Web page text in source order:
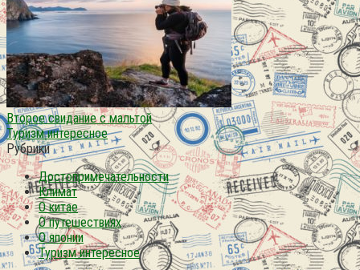
Второе свидание с мальтой
Туризм интересное
Рубрики
Достопримечательности
Климат
О китае
О путешествиях
О японии
Туризм интересное